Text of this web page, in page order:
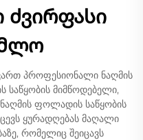
ძვირფასი
პროფესიონალი ნაღმის
საწყობის მიმწოდებელი,
ფოლადის საწყობის
ყურადღებას მაღალი
რომელიც შეიცავს